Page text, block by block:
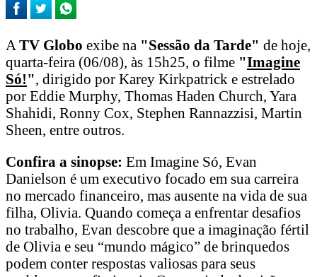
A TV Globo exibe na "Sessão da Tarde" de hoje,
quarta-feira (06/08), às 15h25, o filme "Imagine
Só!", dirigido por Karey Kirkpatrick e estrelado
por Eddie Murphy, Thomas Haden Church, Yara
Shahidi, Ronny Cox, Stephen Rannazzisi, Martin
Sheen, entre outros.
Confira a sinopse: Em Imagine Só, Evan
Danielson é um executivo focado em sua carreira
no mercado financeiro, mas ausente na vida de sua
filha, Olivia. Quando começa a enfrentar desafios
no trabalho, Evan descobre que a imaginação fértil
de Olivia e seu “mundo mágico” de brinquedos
podem conter respostas valiosas para seus